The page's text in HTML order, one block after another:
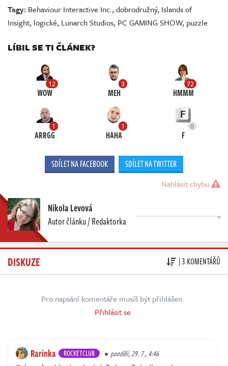
Tagy: Behaviour Interactive Inc.,dobrodružný, Islands of
Insight, logické, Lunarch Studios, PC GAMING SHOW, puzzle
LÍBIL SE TI ČLÁNEK?
12
WOW
3
MEH
72
HMMM
1
ARRGG
1
HAHA
0
F
SDÍLET NA FACEBOOK SDÍLET NA TWITTER
Nahlásit chybu
Nikola Levová
Autor článku / Redaktorka
DISKUZE | 3 KOMENTÁŘŮ
Pro napsání komentáře musíš být přihlášen.
Přihlásit se
Rarinka ROCKETCLUB pondělí, 29. 7., 4:46